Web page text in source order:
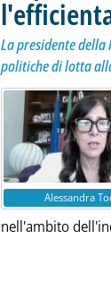
La presidente
politiche di lotta
Alessandra
nell'ambito